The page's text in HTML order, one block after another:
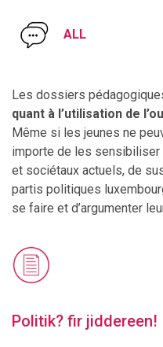
ALL
Les dossiers
quant à l’utilisation de
Même si les jeunes ne
importe de les
et sociétaux actuels, de
partis politiques
se faire et d’argumenter
Politik? fir jiddereen!